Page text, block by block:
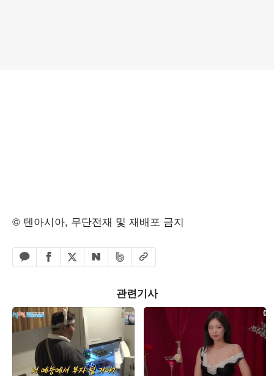
© 텐아시아, 무단전재 및 재배포 금지
카카오톡 공유하기
페이스북 공유하기
엑스 공유하기
네이버 공유하기
밴드 공유하기
URL복사
관련기사